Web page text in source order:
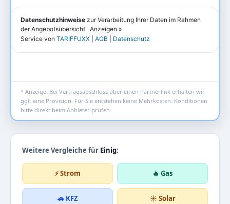
* Anzeige. Bei Vertragsabschluss über einen Partnerlink erhalten wir
ggf. eine Provision. Für Sie entstehen keine Mehrkosten. Konditionen
bitte direkt beim Anbieter prüfen.
Weitere Vergleiche für Einig:
⚡ Strom 🔥 Gas
🚗 KFZ ☀️ Solar